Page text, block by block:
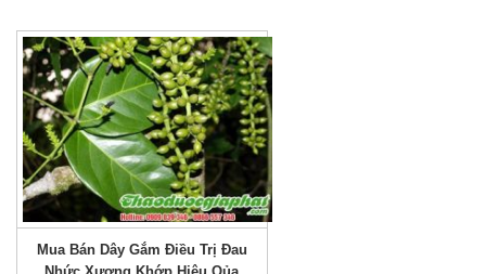
Mua Bán Dây Gắm Điều Trị Đau